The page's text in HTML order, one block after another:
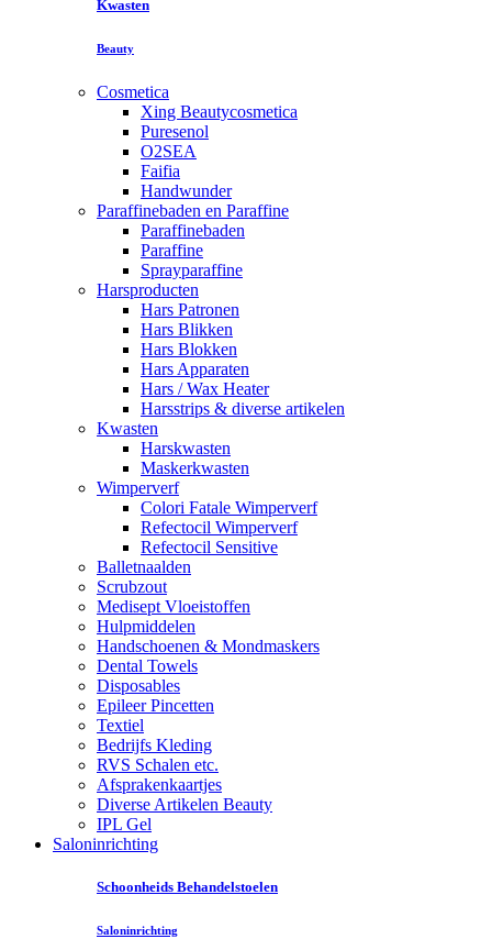
Kwasten
Beauty
Cosmetica
Xing Beautycosmetica
Puresenol
O2SEA
Faifia
Handwunder
Paraffinebaden en Paraffine
Paraffinebaden
Paraffine
Sprayparaffine
Harsproducten
Hars Patronen
Hars Blikken
Hars Blokken
Hars Apparaten
Hars / Wax Heater
Harsstrips & diverse artikelen
Kwasten
Harskwasten
Maskerkwasten
Wimperverf
Colori Fatale Wimperverf
Refectocil Wimperverf
Refectocil Sensitive
Balletnaalden
Scrubzout
Medisept Vloeistoffen
Hulpmiddelen
Handschoenen & Mondmaskers
Dental Towels
Disposables
Epileer Pincetten
Textiel
Bedrijfs Kleding
RVS Schalen etc.
Afsprakenkaartjes
Diverse Artikelen Beauty
IPL Gel
Saloninrichting
Schoonheids Behandelstoelen
Saloninrichting